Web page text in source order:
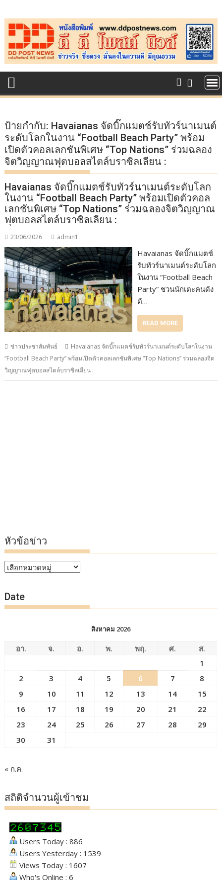
to
content
ป้ายกำกับ: Havaianas จัดบิ๊กแมตช์รับทัวร์นาเมนต์
ระดับโลกในงาน “Football Beach Party” พร้อม
เปิดตัวคอลเลกชันพิเศษ “Top Nations” ร่วมฉลอง
จิตวิญญาณฟุตบอลสไตล์บราซิลเลียน :
Havaianas จัดบิ๊กแมตช์รับทัวร์นาเมนต์ระดับโลก
ในงาน “Football Beach Party” พร้อมเปิดตัวคอล
เลกชันพิเศษ “Top Nations” ร่วมฉลองจิตวิญญาณ
ฟุตบอลสไตล์บราซิลเลียน :
23/06/2026 admin1
Havaianas จัดบิ๊กแมตช์
รับทัวร์นาเมนต์ระดับโลก
ในงาน “Football Beach
Party” ชวนนักเตะคนดัง
ตั…
READ MORE
ข่าวประชาสัมพันธ์
Havaianas จัดบิ๊กแมตช์รับทัวร์นาเมนต์ระดับโลกในงาน
“Football Beach Party” พร้อมเปิดตัวคอลเลกชันพิเศษ “Top Nations” ร่วมฉลองจิต
วิญญาณฟุตบอลสไตล์บราซิลเลียน :
หัวข้อข่าว
หัวข้อ
Date
สิงหาคม 2026
อา. จ. อ. พ. พฤ. ศ.
ส.
1
2
3 4 5 6 7
8
9
10 11 12 13 14
15
16
17 18 19 20 21
22
23
24 25 26 27 28
29
30
31
« ก.ค.
สถิติจำนวนผู้เข้าชม
Users Today : 886
Users Yesterday : 1539
Views Today : 1607
Who's Online : 6